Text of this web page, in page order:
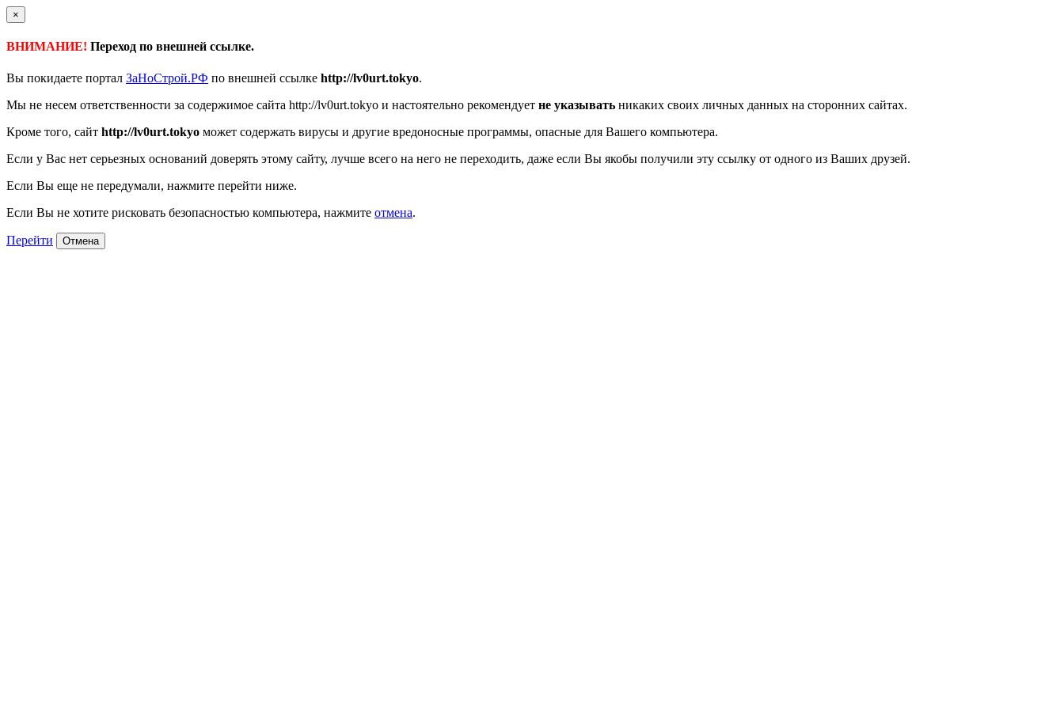
×
ВНИМАНИЕ! Переход по внешней ссылке.
Вы покидаете портал ЗаНоСтрой.РФ по внешней ссылке http://lv0urt.tokyo.
Мы не несем ответственности за содержимое сайта http://lv0urt.tokyo и настоятельно рекомендует не указывать никаких своих личных данных на сторонних сайтах.
Кроме того, сайт http://lv0urt.tokyo может содержать вирусы и другие вредоносные программы, опасные для Вашего компьютера.
Если у Вас нет серьезных оснований доверять этому сайту, лучше всего на него не переходить, даже если Вы якобы получили эту ссылку от одного из Ваших друзей.
Если Вы еще не передумали, нажмите перейти ниже.
Если Вы не хотите рисковать безопасностью компьютера, нажмите отмена.
Перейти Отмена